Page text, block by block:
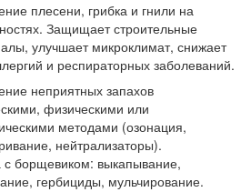
плесени, грибка и гнили на
Защищает строительные
улучшает микроклимат, снижает
и респираторных заболеваний.
неприятных запахов
физическими или
методами (озонация,
нейтрализаторы).
с борщевиком: выкапывание,
гербициды, мульчирование.